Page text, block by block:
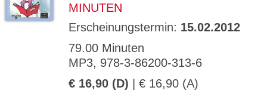
MINUTEN
Erscheinungstermin: 15.02.2012
79.00 Minuten
MP3, 978-3-86200-313-6
€ 16,90 (D) | € 16,90 (A)